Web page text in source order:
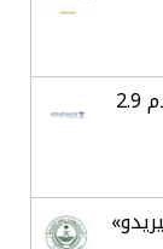
المركز السعودي للتنافسية والأعمال يقدم 2.9